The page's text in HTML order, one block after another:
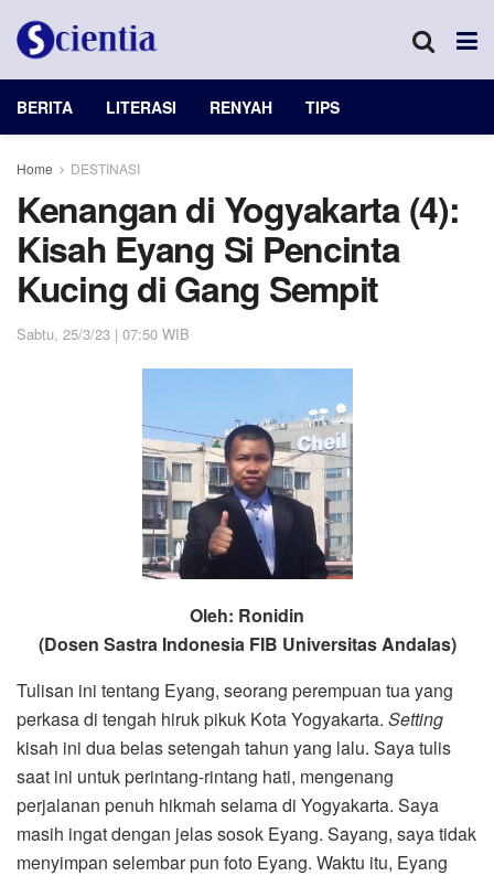
BERITA LITERASI RENYAH TIPS
Home DESTINASI
Kenangan di Yogyakarta (4):
Kisah Eyang Si Pencinta
Kucing di Gang Sempit
Sabtu, 25/3/23 | 07:50 WIB
Oleh: Ronidin
(Dosen Sastra Indonesia FIB Universitas Andalas)
Tulisan ini tentang Eyang, seorang perempuan tua yang
perkasa di tengah hiruk pikuk Kota Yogyakarta. Setting
kisah ini dua belas setengah tahun yang lalu. Saya tulis
saat ini untuk perintang-rintang hati, mengenang
perjalanan penuh hikmah selama di Yogyakarta. Saya
masih ingat dengan jelas sosok Eyang. Sayang, saya tidak
menyimpan selembar pun foto Eyang. Waktu itu, Eyang